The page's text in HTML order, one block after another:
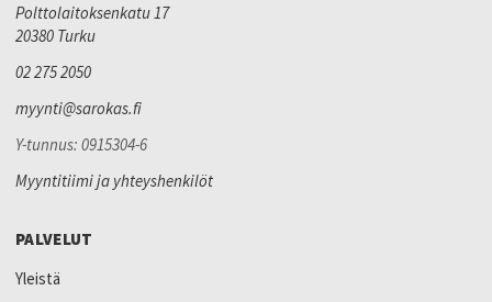
Polttolaitoksenkatu 17
20380 Turku
02 275 2050
myynti@sarokas.fi
Y-tunnus: 0915304-6
Myyntitiimi ja yhteyshenkilöt
PALVELUT
Yleistä